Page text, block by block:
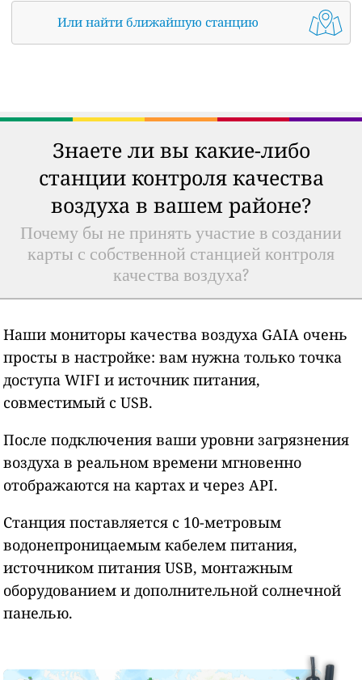
Или найти ближайшую станцию
Знаете ли вы какие-либо
станции контроля качества
воздуха в вашем районе?
Почему бы не принять участие в создании
карты с собственной станцией контроля
качества воздуха?
Наши мониторы качества воздуха GAIA очень
просты в настройке: вам нужна только точка
доступа WIFI и источник питания,
совместимый с USB.
После подключения ваши уровни загрязнения
воздуха в реальном времени мгновенно
отображаются на картах и через API.
Станция поставляется с 10-метровым
водонепроницаемым кабелем питания,
источником питания USB, монтажным
оборудованием и дополнительной солнечной
панелью.